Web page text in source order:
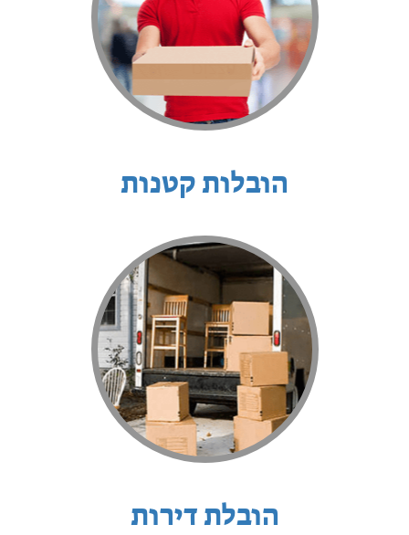
הובלות קטנות
הובלת דירות